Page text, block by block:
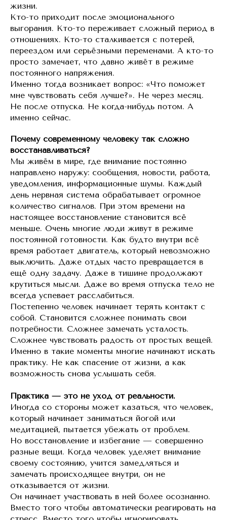
жизни.
Кто-то приходит после эмоционального
выгорания. Кто-то переживает сложный период в
отношениях. Кто-то сталкивается с потерей,
переездом или серьёзными переменами. А кто-то
просто замечает, что давно живёт в режиме
постоянного напряжения.
Именно тогда возникает вопрос: «Что поможет
мне чувствовать себя лучше?». Не через месяц.
Не после отпуска. Не когда-нибудь потом. А
именно сейчас.
Почему современному человеку так сложно
восстанавливаться?
Мы живём в мире, где внимание постоянно
направлено наружу: сообщения, новости, работа,
уведомления, информационные шумы. Каждый
день нервная система обрабатывает огромное
количество сигналов. При этом времени на
настоящее восстановление становится всё
меньше. Очень многие люди живут в режиме
постоянной готовности. Как будто внутри всё
время работает двигатель, который невозможно
выключить. Даже отдых часто превращается в
ещё одну задачу. Даже в тишине продолжают
крутиться мысли. Даже во время отпуска тело не
всегда успевает расслабиться.
Постепенно человек начинает терять контакт с
собой. Становится сложнее понимать свои
потребности. Сложнее замечать усталость.
Сложнее чувствовать радость от простых вещей.
Именно в такие моменты многие начинают искать
практику. Не как спасение от жизни, а как
возможность снова услышать себя.
Практика — это не уход от реальности.
Иногда со стороны может казаться, что человек,
который начинает заниматься йогой или
медитацией, пытается убежать от проблем.
Но восстановление и избегание — совершенно
разные вещи. Когда человек уделяет внимание
своему состоянию, учится замедляться и
замечать происходящее внутри, он не
отказывается от жизни.
Он начинает участвовать в ней более осознанно.
Вместо того чтобы автоматически реагировать на